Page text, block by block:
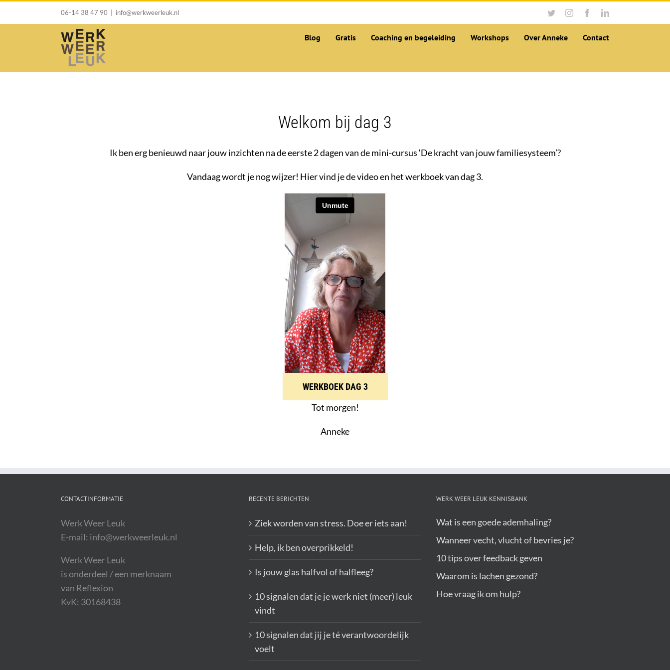
06-14 38 47 90 info@werkweerleuk.nl TwitterInstagramFacebookLinkedIn
Blog Gratis Coaching en begeleiding Workshops Over Anneke Contact
Welkom bij dag 3
Ik ben erg benieuwd naar jouw inzichten na de eerste 2 dagen van de mini-cursus ‘De kracht van jouw familiesysteem’?
Vandaag wordt je nog wijzer! Hier vind je de video en het werkboek van dag 3.
WERKBOEK DAG 3
Tot morgen!
Anneke
CONTACTINFORMATIE
Werk Weer Leuk
E-mail: info@werkweerleuk.nl
Werk Weer Leuk
is onderdeel / een merknaam
van Reflexion
KvK: 30168438
RECENTE BERICHTEN
Ziek worden van stress. Doe er iets aan!
Help, ik ben overprikkeld!
Is jouw glas halfvol of halfleeg?
10 signalen dat je je werk niet (meer) leuk
vindt
10 signalen dat jij je té verantwoordelijk
voelt
WERK WEER LEUK KENNISBANK
Wat is een goede ademhaling?
Wanneer vecht, vlucht of bevries je?
10 tips over feedback geven
Waarom is lachen gezond?
Hoe vraag ik om hulp?